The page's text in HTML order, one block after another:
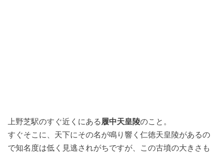
上野芝駅のすぐ近くにある 履中天皇陵のこと。
すぐそこに、天下にその名が鳴り響く仁徳天皇陵があるの
で知名度は低く見逃されがちですが、この古墳の大きさも